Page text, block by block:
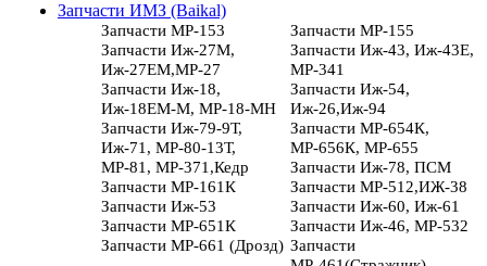
Запчасти ИМЗ (Baikal)
Запчасти МР-153
Запчасти МР-155
Запчасти Иж-27М,
Иж-27ЕМ,МР-27
Запчасти Иж-43, Иж-43Е,
МР-341
Запчасти Иж-18,
Иж-18ЕМ-М, МР-18-МН
Запчасти Иж-54,
Иж-26,Иж-94
Запчасти Иж-79-9Т,
Иж-71, МР-80-13Т,
МР-81, МР-371,Кедр
Запчасти МР-654К,
МР-656К, МР-655
Запчасти Иж-78, ПСМ
Запчасти МР-161К
Запчасти МР-512,ИЖ-38
Запчасти Иж-53
Запчасти Иж-60, Иж-61
Запчасти МР-651К
Запчасти Иж-46, МР-532
Запчасти МР-661 (Дрозд) Запчасти